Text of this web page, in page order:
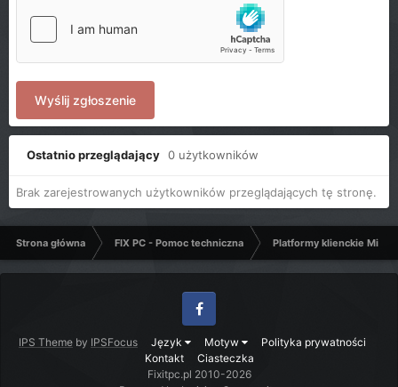
Wyślij zgłoszenie
Ostatnio przeglądający 0 użytkowników
Brak zarejestrowanych użytkowników przeglądających tę stronę.
Strona główna FIX PC - Pomoc techniczna Platformy klienckie
IPS Theme by IPSFocus Język Motyw
Polityka prywatności
Kontakt
Ciasteczka
Facebook
Fixitpc.pl 2010-2026